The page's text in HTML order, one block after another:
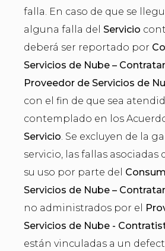
falla. En caso de que se
alguna falla del Servicio
deberá ser reportado por
Servicios de Nube –
Proveedor de Servicios de
con el fin de que sea
contemplado en los
Servicio. Se excluyen de la
servicio, las fallas asociadas
su uso por parte del
Servicios de Nube –
no administrados por el
Servicios de Nube -
están vinculadas a un